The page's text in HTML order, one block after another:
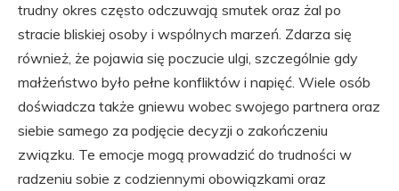
trudny okres często odczuwają smutek oraz żal po
stracie bliskiej osoby i wspólnych marzeń. Zdarza się
również, że pojawia się poczucie ulgi, szczególnie gdy
małżeństwo było pełne konfliktów i napięć. Wiele osób
doświadcza także gniewu wobec swojego partnera oraz
siebie samego za podjęcie decyzji o zakończeniu
związku. Te emocje mogą prowadzić do trudności w
radzeniu sobie z codziennymi obowiązkami oraz